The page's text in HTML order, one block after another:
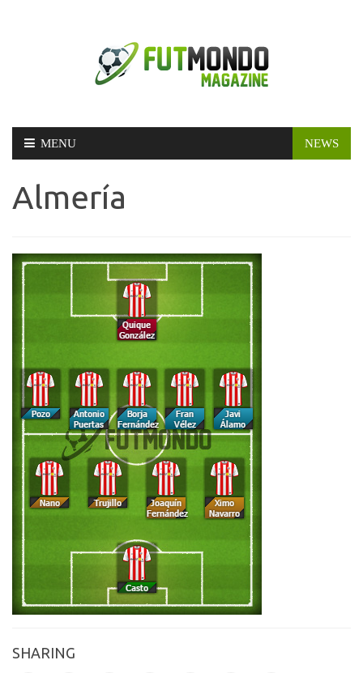
Skip
MENU NEWS
Almería
SHARING